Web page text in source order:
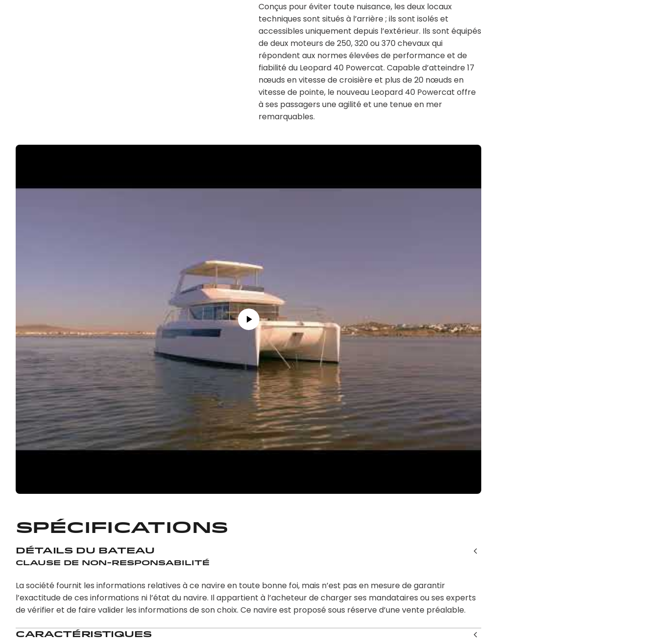
Conçus pour éviter toute nuisance, les deux locaux
techniques sont situés à l’arrière ; ils sont isolés et
accessibles uniquement depuis l’extérieur. Ils sont équipés
de deux moteurs de 250, 320 ou 370 chevaux qui
répondent aux normes élevées de performance et de
fiabilité du Leopard 40 Powercat. Capable d’atteindre 17
nœuds en vitesse de croisière et plus de 20 nœuds en
vitesse de pointe, le nouveau Leopard 40 Powercat offre
à ses passagers une agilité et une tenue en mer
remarquables.
Spécifications
Détails du bateau
Clause de non-responsabilité
La société fournit les informations relatives à ce navire en toute bonne foi, mais n’est pas en mesure de garantir
l’exactitude de ces informations ni l’état du navire. Il appartient à l’acheteur de charger ses mandataires ou ses experts
de vérifier et de faire valider les informations de son choix. Ce navire est proposé sous réserve d’une vente préalable.
Caractéristiques